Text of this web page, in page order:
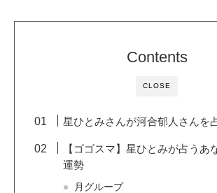
CLOSE
Contents
星ひとみさんが河合郁人さんを
【ゴゴスマ】星ひとみが占うあ
運勢
月グループ